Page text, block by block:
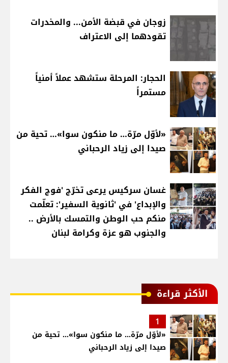
زوجان في قبضة الأمن... والمخدرات
تقودهما إلى الاعتراف
الحجار: المرحلة ستشهد عملاً أمنياً
مستمراً
«لأوّل مرّة… ما منكون سوا»… تحية من
صيدا إلى زياد الرحباني
غسان سركيس يرعى تخرّج 'فوج الفكر
والإبداع' في 'ثانوية السفير': تعلّمت
منكم حب الوطن والتمسك بالأرض ..
والجنوب هو عزة وكرامة لبنان
الأكثر قراءة
1
«لأوّل مرّة… ما منكون سوا»… تحية من
صيدا إلى زياد الرحباني